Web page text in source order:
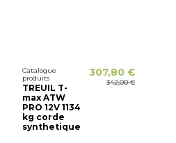
Catalogue
produits
TREUIL T-
max ATW
PRO 12V 1134
kg corde
synthetique
307,80 €
342,00 €